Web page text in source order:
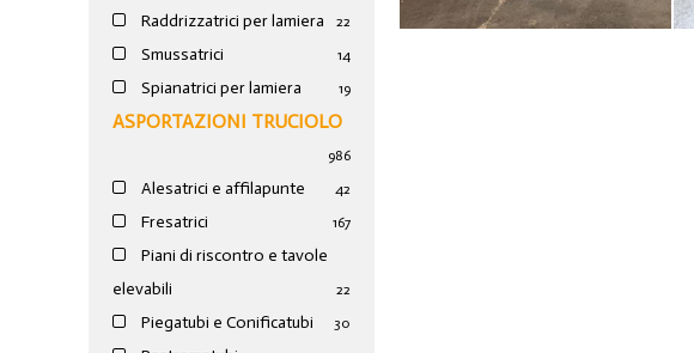
Raddrizzatrici per lamiera 22
Smussatrici 14
Spianatrici per lamiera 19
ASPORTAZIONI TRUCIOLO
986
Alesatrici e affilapunte 42
Fresatrici 167
Piani di riscontro e tavole
elevabili
22
Piegatubi e Conificatubi 30
0.8MM